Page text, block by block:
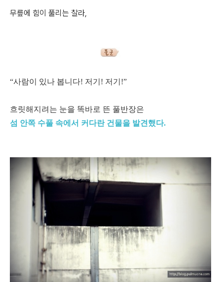
무릎에 힘이 풀리는 찰라,
“사람이 있나 봅니다! 저기! 저기!”
흐릿해지려는 눈을 똑바로 뜬 풀반장은
섬 안쪽 수풀 속에서 커다란 건물을 발견했다.